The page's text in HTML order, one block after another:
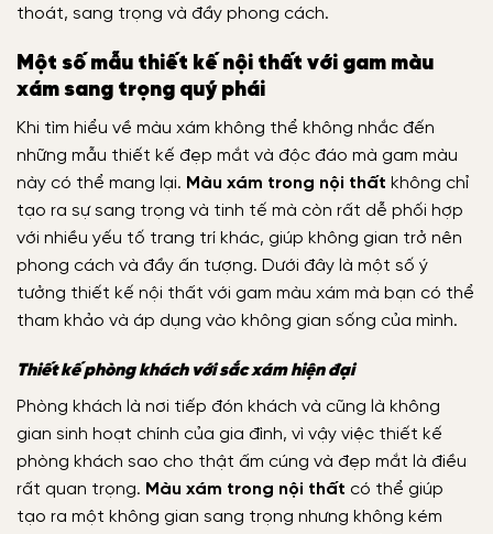
thoát, sang trọng và đầy phong cách.
Một số mẫu thiết kế nội thất với gam màu
xám sang trọng quý phái
Khi tìm hiểu về màu xám không thể không nhắc đến
những mẫu thiết kế đẹp mắt và độc đáo mà gam màu
này có thể mang lại. Màu xám trong nội thất không chỉ
tạo ra sự sang trọng và tinh tế mà còn rất dễ phối hợp
với nhiều yếu tố trang trí khác, giúp không gian trở nên
phong cách và đầy ấn tượng. Dưới đây là một số ý
tưởng thiết kế nội thất với gam màu xám mà bạn có thể
tham khảo và áp dụng vào không gian sống của mình.
Thiết kế phòng khách với sắc xám hiện đại
Phòng khách là nơi tiếp đón khách và cũng là không
gian sinh hoạt chính của gia đình, vì vậy việc thiết kế
phòng khách sao cho thật ấm cúng và đẹp mắt là điều
rất quan trọng. Màu xám trong nội thất có thể giúp
tạo ra một không gian sang trọng nhưng không kém